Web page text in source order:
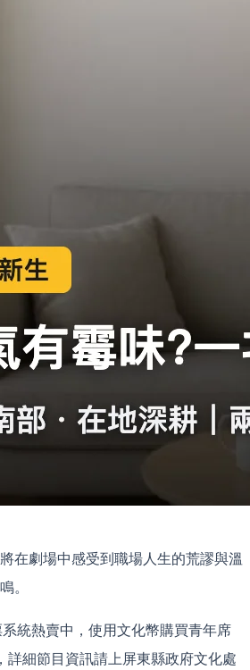
在劇場中感受到職場人生的荒謬與溫
。
統熱賣中，使用文化幣購買青年席
詳細節目資訊請上屏東縣政府文化處